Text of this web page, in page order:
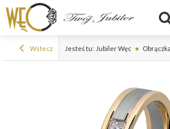
Wstecz Jesteś tu: Jubiler Węc